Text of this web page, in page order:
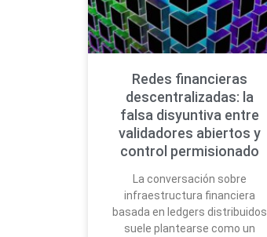
Redes financieras
descentralizadas: la
falsa disyuntiva entre
validadores abiertos y
control permisionado
La conversación sobre
infraestructura financiera
basada en ledgers distribuidos
suele plantearse como un